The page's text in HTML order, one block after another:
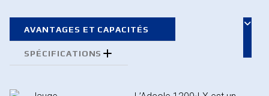
AVANTAGES ET CAPACITÉS
SPÉCIFICATIONS